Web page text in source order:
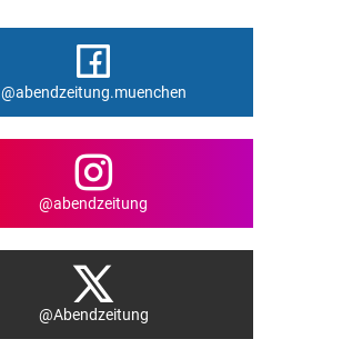
@abendzeitung.muenchen
@abendzeitung
@Abendzeitung